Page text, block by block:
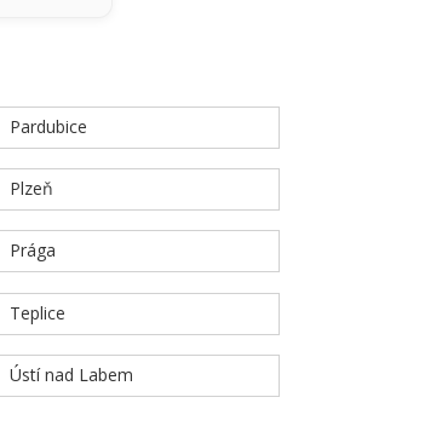
Pardubice
Plzeň
Prága
Teplice
Ústí nad Labem